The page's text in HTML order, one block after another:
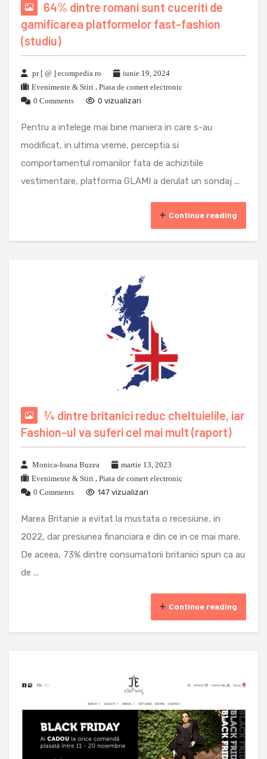
64% dintre romani sunt cuceriti de
gamificarea platformelor fast-fashion
(studiu)
pr [ @ ] ecompedia ro
iunie 19, 2024
Evenimente & Stiri , Piata de comert electronic
0 Comments
0 vizualizari
Pentru a intelege mai bine maniera in care s-au
modificat, in ultima vreme, perceptia si
comportamentul romanilor fata de achizitiile
vestimentare, platforma GLAMI a derulat un sondaj ...
Continue reading
¾ dintre britanici reduc cheltuielile, iar
Fashion-ul va suferi cel mai mult (raport)
Monica-Ioana Buzea
martie 13, 2023
Evenimente & Stiri , Piata de comert electronic
0 Comments
147 vizualizari
Marea Britanie a evitat la mustata o recesiune, in
2022, dar presiunea financiara e din ce in ce mai mare.
De aceea, 73% dintre consumatorii britanici spun ca au
de ...
Continue reading